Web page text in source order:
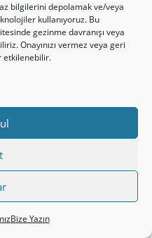
bilgilerini depolamak ve/veya
kullanıyoruz. Bu
gezinme davranışı veya
Onayınızı vermez veya geri
etkilenebilir.
Bize Yazın
(3)
(2)